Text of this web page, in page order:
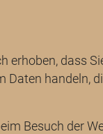
erhoben, dass
Daten handeln,
Besuch der